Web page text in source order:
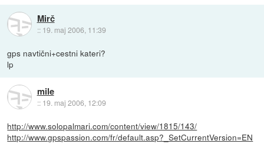
Mirč
:: 19. maj 2006, 11:39
gps navtični+cestni kateri?
lp
mile
:: 19. maj 2006, 12:09
http://www.solopalmari.com/content/view/1815/143/
http://www.gpspassion.com/fr/default.asp?_SetCurrentVersion=EN